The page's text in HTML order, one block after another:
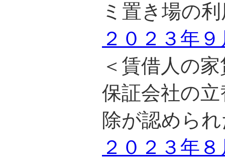
ミ置き場の
２０２３年
＜賃借人の
保証会社の
除が認めら
２０２３年